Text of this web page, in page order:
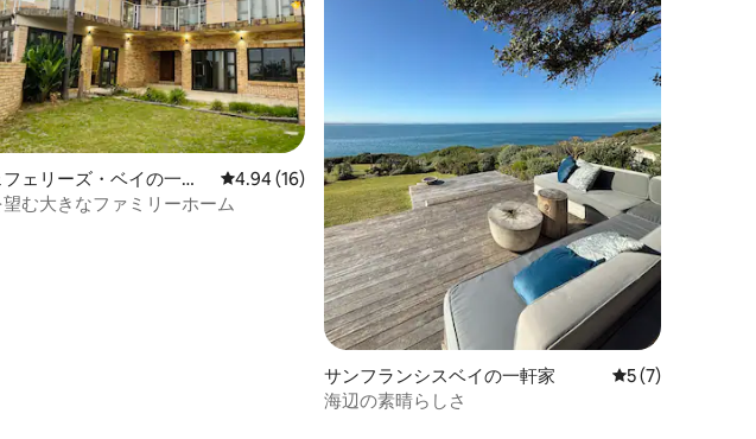
5つ星中5つ星の平均評価
ェリーズ・ベイの一軒
レビュー16件、5つ星中4.94つ星の平均評価
4.94 (16)
む大きなファミリーホーム
サンフランシスベイの一軒家 レビュー7件、5
5 (7)
海辺の素晴らしさ